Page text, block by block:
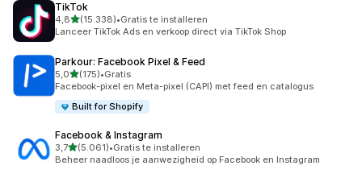
TikTok
4,8van 5 sterren
(15.338)
15338 recensies in totaal
•Gratis te installeren
Lanceer TikTok Ads en verkoop direct via TikTok Shop
Parkour: Facebook Pixel & Feed
5,0van 5 sterren
(175)
175 recensies in totaal
•Gratis
Facebook-pixel en Meta-pixel (CAPI) met feed en catalogus
Built for Shopify
Facebook & Instagram
3,7van 5 sterren
(5.061)
5061 recensies in totaal
•Gratis te installeren
Beheer naadloos je aanwezigheid op Facebook en Instagram